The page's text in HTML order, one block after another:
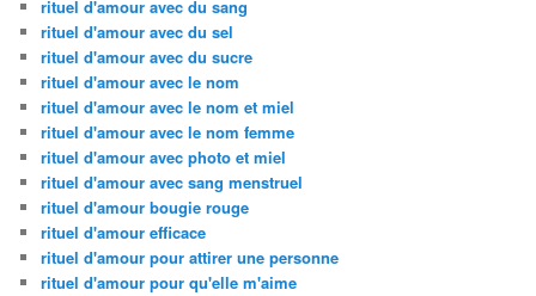
rituel d'amour avec du sang
rituel d'amour avec du sel
rituel d'amour avec du sucre
rituel d'amour avec le nom
rituel d'amour avec le nom et miel
rituel d'amour avec le nom femme
rituel d'amour avec photo et miel
rituel d'amour avec sang menstruel
rituel d'amour bougie rouge
rituel d'amour efficace
rituel d'amour pour attirer une personne
rituel d'amour pour qu'elle m'aime